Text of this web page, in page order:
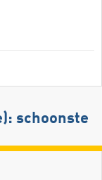
schoonste